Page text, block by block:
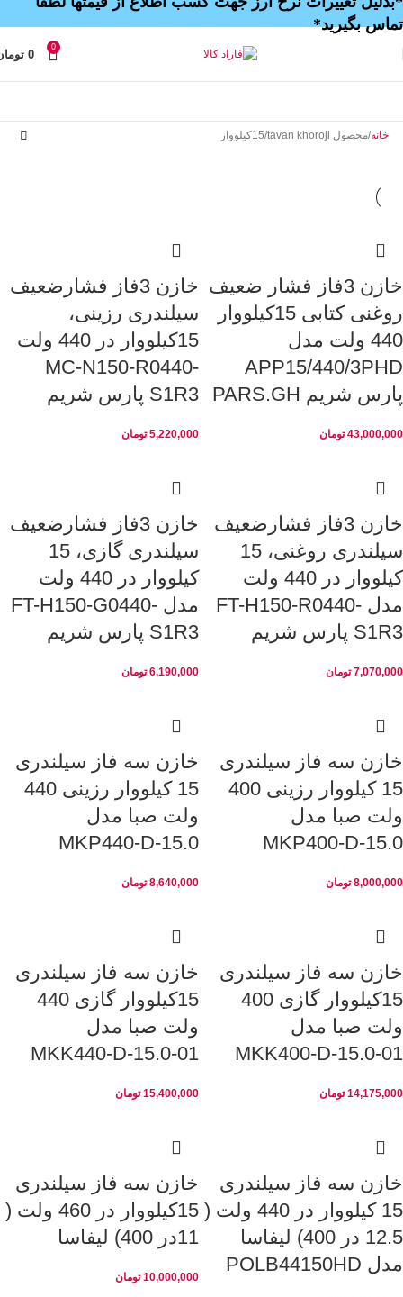
تماس بگیرید*
0
0
خانه محصول tavan khoroji 15کیلووار
خازن 3فاز فشار ضعیف
روغنی کتابی 15کیلووار
440 ولت مدل
APP15/440/3PHD
پارس شریم PARS.GH
43,000,000 تومان
خازن 3فاز فشارضعیف
سیلندری رزینی،
15کیلووار در 440 ولت
MC-N150-R0440-
S1R3 پارس شریم
5,220,000 تومان
خازن 3فاز فشارضعیف
سیلندری روغنی، 15
کیلووار در 440 ولت
مدل FT-H150-R0440-
S1R3 پارس شریم
7,070,000 تومان
خازن 3فاز فشارضعیف
سیلندری گازی، 15
کیلووار در 440 ولت
مدل FT-H150-G0440-
S1R3 پارس شریم
6,190,000 تومان
خازن سه فاز سیلندری
15 کیلووار رزینی 400
ولت صبا مدل
MKP400-D-15.0
8,000,000 تومان
خازن سه فاز سیلندری
15 کیلووار رزینی 440
ولت صبا مدل
MKP440-D-15.0
8,640,000 تومان
خازن سه فاز سیلندری
15کیلووار گازی 400
ولت صبا مدل
MKK400-D-15.0-01
14,175,000 تومان
خازن سه فاز سیلندری
15کیلووار گازی 440
ولت صبا مدل
MKK440-D-15.0-01
15,400,000 تومان
خازن سه فاز سیلندری
15 کیلووار در 440 ولت (
12.5 در 400) لیفاسا
مدل POLB44150HD
خازن سه فاز سیلندری
15کیلووار در 460 ولت (
11در 400) لیفاسا
10,000,000 تومان